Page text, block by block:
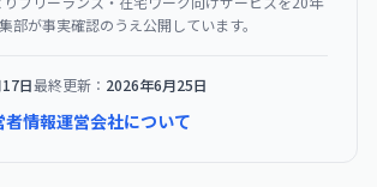
部が事実確認のうえ公開しています。
日最終更新： 2026年6月25日
者情報運営会社について